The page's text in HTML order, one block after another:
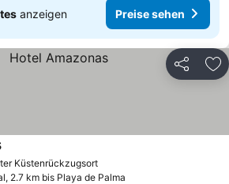
anzeigen Preise sehen
Teilen
Küstenrückzugsort
2.7 km bis Playa de Palma